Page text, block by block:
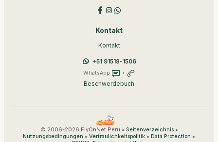
Kontakt
Kontakt
+51 91518-1506
WhatsApp +
Beschwerdebuch
© 2006-2026 FlyOnNet Peru • Seitenverzeichnis•
Nutzungsbedingungen • Vertraulichkeitspolitik • Data Protection •